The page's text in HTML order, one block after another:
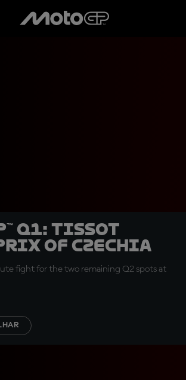
Q1: Tissot
of Czechia
fight for the two remaining Q2 spots at